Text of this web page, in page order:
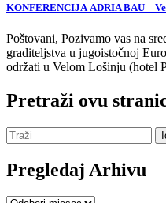
KONFERENCIJA ADRIA BAU –
Poštovani, Pozivamo vas na
graditeljstva u jugoistočnoj
održati u Velom Lošinju (hotel
Pretraži ovu
Pregledaj Arhivu